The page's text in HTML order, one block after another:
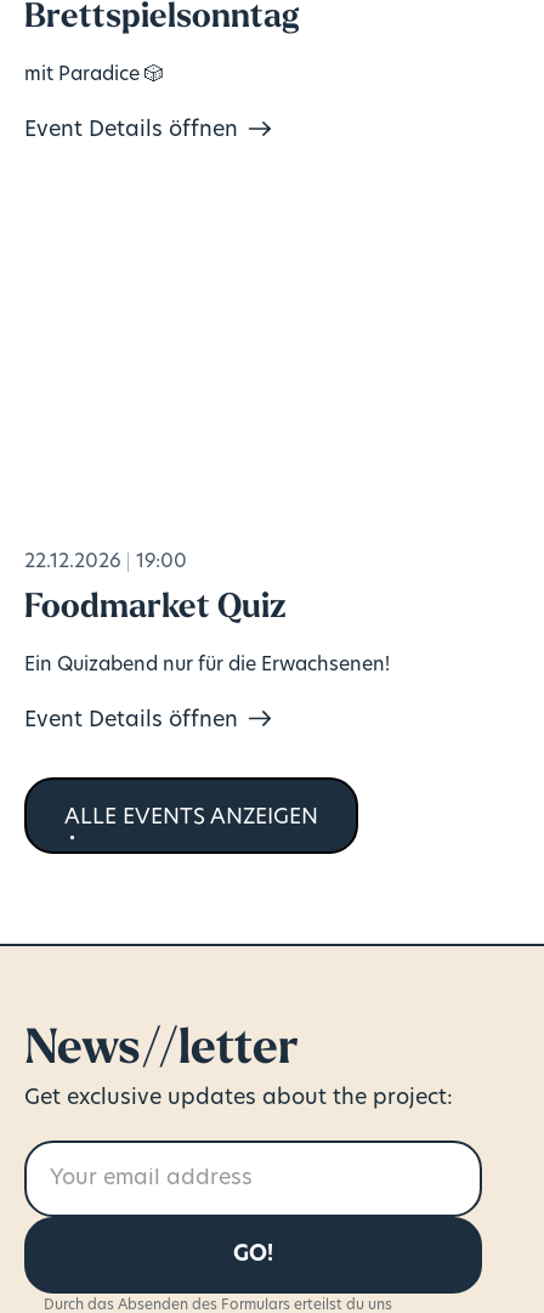
Brettspielsonntag
mit Paradice 🎲
Event Details öffnen
22.12.2026 19:00
Foodmarket Quiz
Ein Quizabend nur für die Erwachsenen!
Event Details öffnen
ALLE EVENTS ANZEIGEN
News//letter
Get exclusive updates about the project:
Durch das Absenden des Formulars erteilst du uns